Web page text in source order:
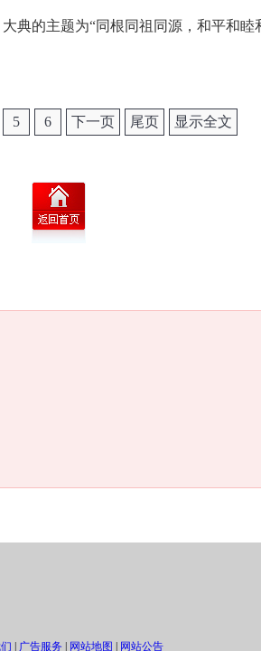
典的主题为“同根同祖同源，和平和睦
5 6 下一页 尾页 显示全文